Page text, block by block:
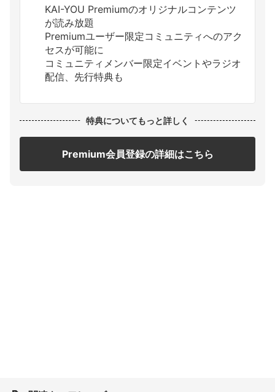
KAI-YOU Premiumのオリジナルコンテンツ
が読み放題
Premiumユーザー限定コミュニティへのアク
セスが可能に
コミュニティメンバー限定イベントやラジオ
配信、先行特典も
特典についてもっと詳しく
Premium会員登録の詳細はこちら